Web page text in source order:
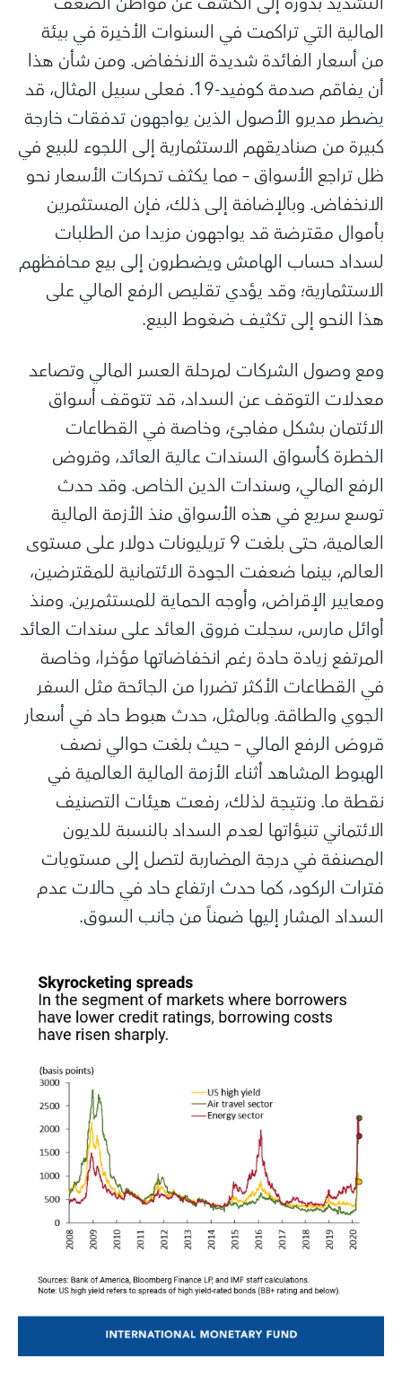
المالية التي تراكمت في السنوات الأخيرة في بيئة
من أسعار الفائدة شديدة الانخفاض. ومن شأن هذا
أن يفاقم صدمة كوفيد-19. فعلى سبيل المثال، قد
يضطر مديرو الأصول الذين يواجهون تدفقات خارجة
كبيرة من صناديقهم الاستثمارية إلى اللجوء للبيع في
ظل تراجع الأسواق – مما يكثف تحركات الأسعار نحو
الانخفاض. وبالإضافة إلى ذلك، فإن المستثمرين
بأموال مقترضة قد يواجهون مزيدا من الطلبات
لسداد حساب الهامش ويضطرون إلى بيع محافظهم
الاستثمارية؛ وقد يؤدي تقليص الرفع المالي على
هذا النحو إلى تكثيف ضغوط البيع.
ومع وصول الشركات لمرحلة العسر المالي وتصاعد
معدلات التوقف عن السداد، قد تتوقف أسواق
الائتمان بشكل مفاجئ، وخاصة في القطاعات
الخطرة كأسواق السندات عالية العائد، وقروض
الرفع المالي، وسندات الدين الخاص. وقد حدث
توسع سريع في هذه الأسواق منذ الأزمة المالية
العالمية، حتى بلغت 9 تريليونات دولار على مستوى
العالم، بينما ضعفت الجودة الائتمانية للمقترضين،
ومعايير الإقراض، وأوجه الحماية للمستثمرين. ومنذ
أوائل مارس، سجلت فروق العائد على سندات العائد
المرتفع زيادة حادة رغم انخفاضاتها مؤخرا، وخاصة
في القطاعات الأكثر تضررا من الجائحة مثل السفر
الجوي والطاقة. وبالمثل، حدث هبوط حاد في أسعار
قروض الرفع المالي – حيث بلغت حوالي نصف
الهبوط المشاهد أثناء الأزمة المالية العالمية في
نقطة ما. ونتيجة لذلك، رفعت هيئات التصنيف
الائتماني تنبؤاتها لعدم السداد بالنسبة للديون
المصنفة في درجة المضاربة لتصل إلى مستويات
فترات الركود، كما حدث ارتفاع حاد في حالات عدم
السداد المشار إليها ضمناً من جانب السوق.